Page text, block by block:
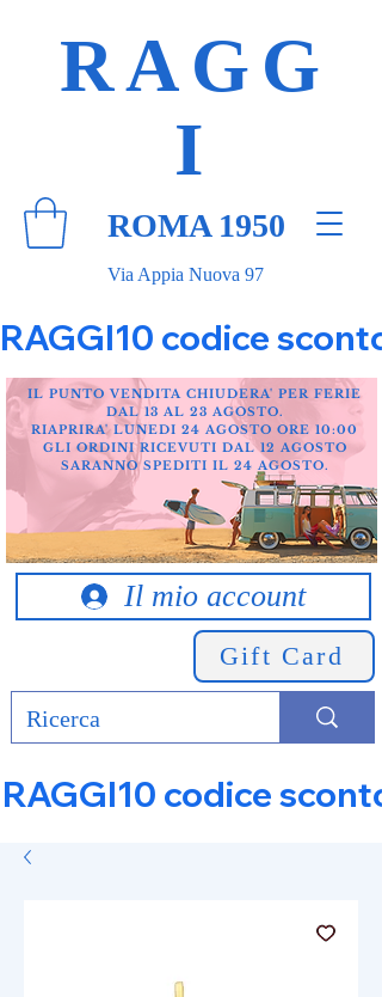
Via Appia Nuova 97
RAGG
I
ROMA 1950
RAGGI10 codice
Il mio account
Gift Card
IL PUNTO VENDITA CHIUDERA' PER FERIE
DAL 13 AL 23 AGOSTO.
RIAPRIRA' LUNEDI 24 AGOSTO ORE 10:00
GLI ORDINI RICEVUTI DAL 12 AGOSTO
SARANNO SPEDITI IL 24 AGOSTO.
RAGGI10 codice